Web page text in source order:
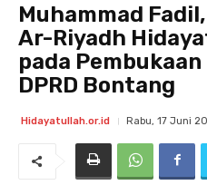
Muhammad
Ar-Riyadh
pada
DPRD Bontang
Hidayatullah.or.id Rabu, 17 Juni